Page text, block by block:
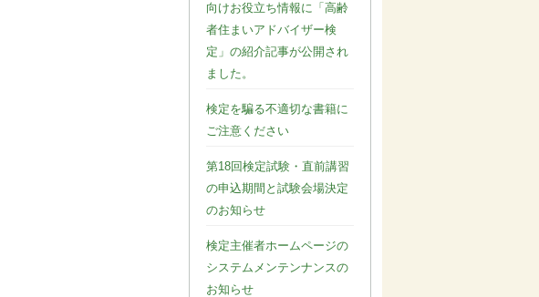
向けお役立ち情報に「高齢
者住まいアドバイザー検
定」の紹介記事が公開され
ました。
検定を騙る不適切な書籍に
ご注意ください
第18回検定試験・直前講習
の申込期間と試験会場決定
のお知らせ
検定主催者ホームページの
システムメンテンナンスの
お知らせ